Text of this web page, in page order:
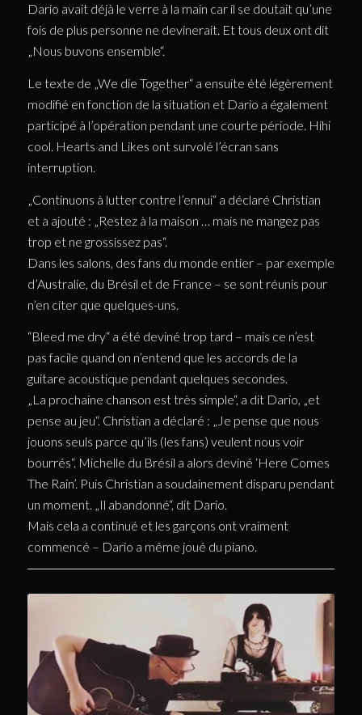
Dario avait déjà le verre à la main car il se doutait qu’une
fois de plus personne ne devinerait. Et tous deux ont dit
„Nous buvons ensemble“.
Le texte de „We die Together“ a ensuite été légèrement
modifié en fonction de la situation et Dario a également
participé à l’opération pendant une courte période. Hihi
cool. Hearts and Likes ont survolé l’écran sans
interruption.
„Continuons à lutter contre l’ennui“ a déclaré Christian
et a ajouté : „Restez à la maison … mais ne mangez pas
trop et ne grossissez pas“.
Dans les salons, des fans du monde entier – par exemple
d’Australie, du Brésil et de France – se sont réunis pour
n’en citer que quelques-uns.
“Bleed me dry“ a été deviné trop tard – mais ce n’est
pas facile quand on n’entend que les accords de la
guitare acoustique pendant quelques secondes.
„La prochaine chanson est très simple“, a dit Dario, „et
pense au jeu“. Christian a déclaré : „Je pense que nous
jouons seuls parce qu’ils (les fans) veulent nous voir
bourrés“. Michelle du Brésil a alors deviné ‘Here Comes
The Rain’. Puis Christian a soudainement disparu pendant
un moment. „Il abandonné“, dit Dario.
Mais cela a continué et les garçons ont vraiment
commencé – Dario a même joué du piano.